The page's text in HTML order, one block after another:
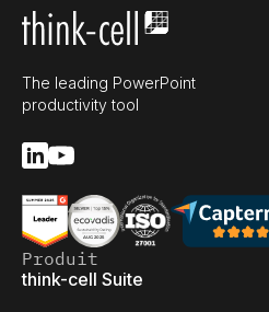
The leading PowerPoint
productivity tool
Produit
think-cell Suite